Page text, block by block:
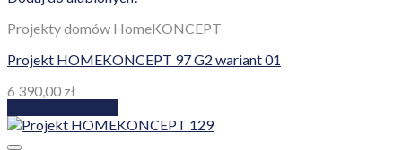
Projekty domów HomeKONCEPT
Projekt HOMEKONCEPT 97 G2 wariant 01
6 390,00 zł